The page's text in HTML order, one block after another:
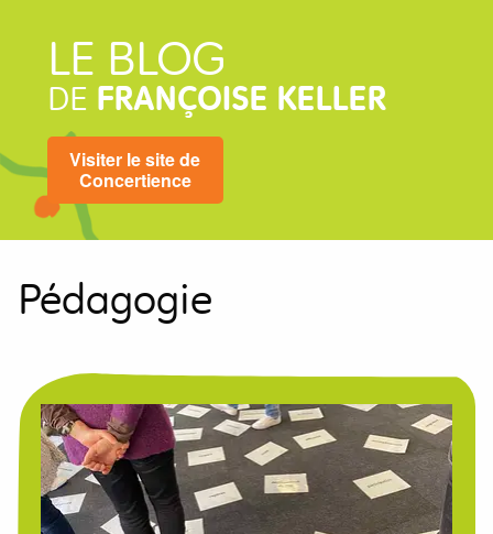
LE BLOG
DE FRANÇOISE KELLER
Visiter le site de
Concertience
Pédagogie